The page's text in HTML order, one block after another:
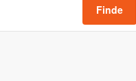
Finde